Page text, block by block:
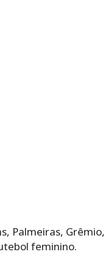
Palmeiras, Grêmio,
feminino.